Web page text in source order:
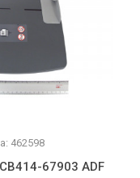
462598
67903 ADF